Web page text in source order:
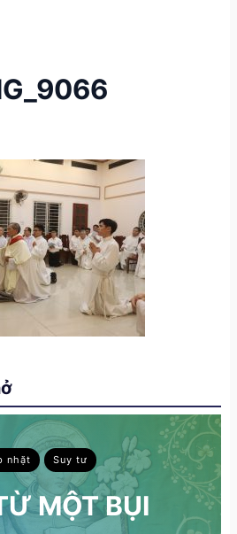
nhặt Suy tư
MỘT BỤI